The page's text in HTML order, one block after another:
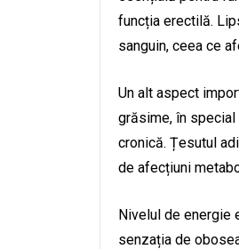
funcția erectilă.
sanguin, ceea ce
Un alt aspect
grăsime, în
cronică. Țesutul
de afecțiuni
Nivelul de energie
senzația de